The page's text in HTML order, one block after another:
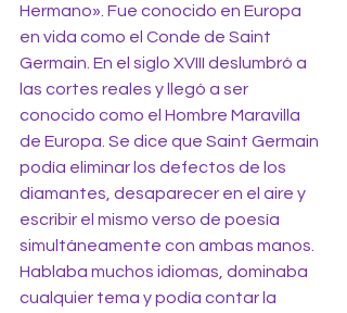
Hermano». Fue conocido en Europa
en vida como el Conde de Saint
Germain. En el siglo XVIII deslumbró a
las cortes reales y llegó a ser
conocido como el Hombre Maravilla
de Europa. Se dice que Saint Germain
podía eliminar los defectos de los
diamantes, desaparecer en el aire y
escribir el mismo verso de poesía
simultáneamente con ambas manos.
Hablaba muchos idiomas, dominaba
cualquier tema y podía contar la